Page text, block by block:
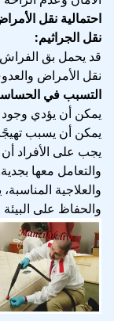
احتمالية نقل
نقل الجراثيم:
قد يحمل بق الفراش
نقل الأمراض
التسبب في
يمكن أن يؤدي
يمكن أن يسبب
يجب على الأفراد
والتعامل معها
والعلاجية
والحفاظ على البيئة